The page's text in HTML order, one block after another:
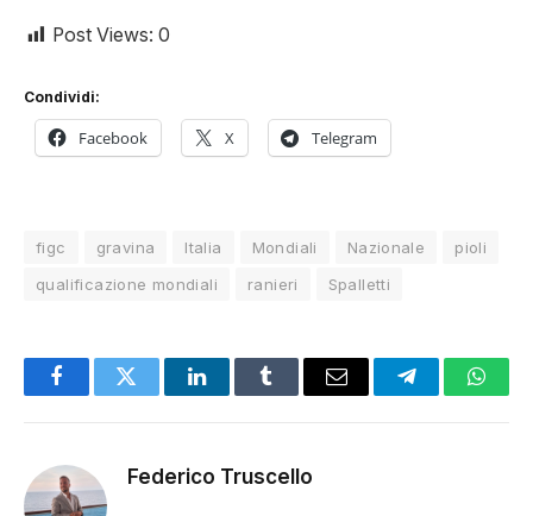
Post Views: 0
Condividi:
Facebook X Telegram
figc gravina Italia Mondiali Nazionale
pioli
qualificazione mondiali
ranieri Spalletti
FacebookTwitter LinkedInTumblr Email Telegram
Federico Truscello